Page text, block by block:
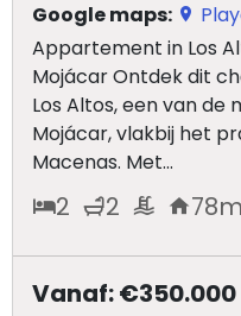
Google maps:
Appartement in Los
Mojácar Ontdek dit
Los Altos, een van de
Mojácar, vlakbij het
Macenas. Met...
2 2 78
Vanaf: €350.000